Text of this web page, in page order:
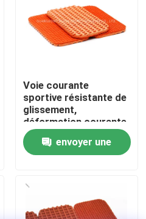
Voie courante
sportive résistante de
glissement,
déformation courante
en caoutchouc de la
voie 1.28mmenvoyer une